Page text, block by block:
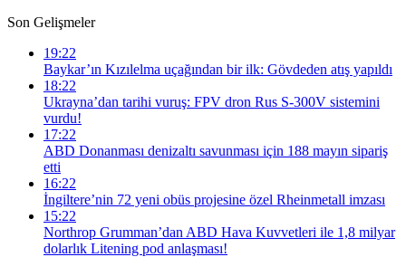
Son Gelişmeler
19:22
Baykar’ın Kızılelma uçağından bir ilk: Gövdeden atış yapıldı
18:22
Ukrayna’dan tarihi vuruş: FPV dron Rus S-300V sistemini
vurdu!
17:22
ABD Donanması denizaltı savunması için 188 mayın sipariş
etti
16:22
İngiltere’nin 72 yeni obüs projesine özel Rheinmetall imzası
15:22
Northrop Grumman’dan ABD Hava Kuvvetleri ile 1,8 milyar
dolarlık Litening pod anlaşması!